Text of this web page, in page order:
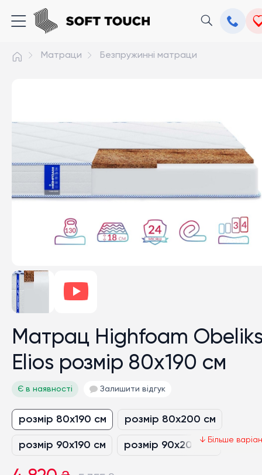
Матраци Безпружинні матраци
Матрац Highfoam
Elios розмір 80x190 см
Є в наявності Залишити відгук
розмір 80x190 см розмір 80x200 см
розмір 90x190 см розмір 90x200 см
нестандартний розмір грн/кв.м